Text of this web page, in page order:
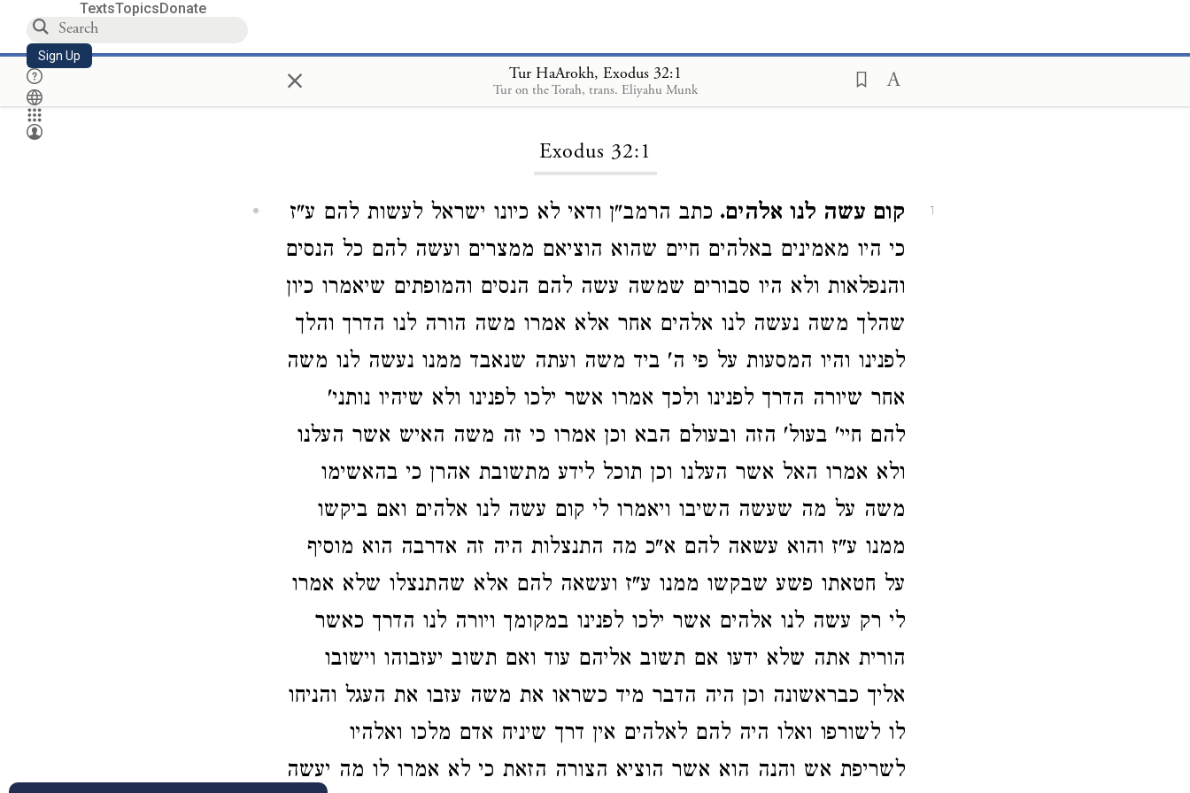
TextsTopicsDonate
Sign Up × Tur HaArokh, Exodus 32:1
Tur on the Torah, trans. Eliyahu Munk
Loading...
Exodus 32:1
1 קום עשה לנו אלהים. כתב הרמב"ן ודאי לא כיונו ישראל לעשות להם ע"ז
כי היו מאמינים באלהים חיים שהוא הוציאם ממצרים ועשה להם כל הנסים
והנפלאות ולא היו סבורים שמשה עשה להם הנסים והמופתים שיאמרו כיון
שהלך משה נעשה לנו אלהים אחר אלא אמרו משה הורה לנו הדרך והלך
לפנינו והיו המסעות על פי ה' ביד משה ועתה שנאבד ממנו נעשה לנו משה
אחר שיורה הדרך לפנינו ולכך אמרו אשר ילכו לפנינו ולא שיהיו נותני'
להם חיי' בעול' הזה ובעולם הבא וכן אמרו כי זה משה האיש אשר העלנו
ולא אמרו האל אשר העלנו וכן תוכל לידע מתשובת אהרן כי בהאשימו
משה על מה שעשה השיבו ויאמרו לי קום עשה לנו אלהים ואם ביקשו
ממנו ע"ז והוא עשאה להם א"כ מה התנצלות היה זה אדרבה הוא מוסיף
על חטאתו פשע שבקשו ממנו ע"ז ועשאה להם אלא שהתנצלו שלא אמרו
לי רק עשה לנו אלהים אשר ילכו לפנינו במקומך ויורה לנו הדרך כאשר
הורית אתה שלא ידעו אם תשוב אליהם עוד ואם תשוב יעזבוהו וישובו
אליך כבראשונה וכן היה הדבר מיד כשראו את משה עזבו את העגל והניחו
לו לשורפו ואלו היה להם לאלהים אין דרך שיניח אדם מלכו ואלהיו
לשריפת אש והנה הוא אשר הוציא הצורה הזאת כי לא אמרו לו מה יעשה